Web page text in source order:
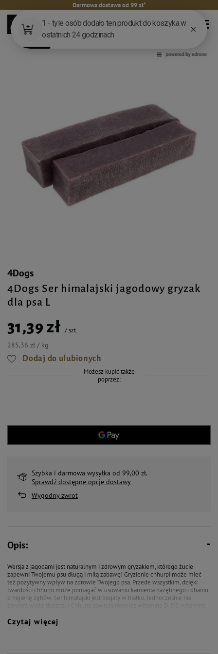
Darmowa dostawa od 99 zł*
4Dogs
4Dogs Ser himalajski jagodowy gryzak
dla psa L
31,39 zł /szt.
285,36 zł / kg
Dodaj do ulubionych
Możesz kupić także
poprzez:
Szybka i darmowa wysyłka od 99,00 zł.
Sprawdź dostępne opcje dostawy
Wygodny zwrot
Opis:
Wersja z jagodami jest naturalnym i zdrowym gryzakiem, którego żucie
zapewni Twojemu psu długą i miłą zabawę! Gryzienie chhurpi może mieć
też pozytywny wpływ na zdrowie Twojego psa. Przede wszystkim, dzięki
twardości chhurpi może pomagać w usuwaniu kamienia nazębnego i dbaniu
o higienę zębów. Ser himalajski jest bogaty w białko. Jednocześnie nie
Czytaj więcej